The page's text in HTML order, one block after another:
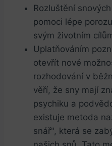
Rozluštění
‍pomoci lépe
svým životním
Uplatňováním
otevřít nové
rozhodování v
věří, že ⁣sny mají
⁢psychiku a
existuje metoda
snář", která se